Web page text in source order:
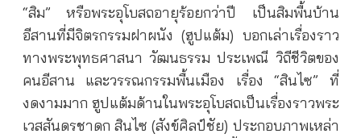
“สิม” หรือพระอุโบสถอายุร้อยกว่าปี เป็นสิมพื้นบ้าน
อีสานที่มีจิตรกรรมฝาผนัง (ฮูปแต้ม) บอกเล่าเรื่องราว
ทางพระพุทธศาสนา วัฒนธรรม ประเพณี วิถีชีวิตของ
คนอีสาน และวรรณกรรมพื้นเมือง เรื่อง “สินไซ” ที่
งดงามมาก ฮูปแต้มด้านในพระอุโบสถเป็นเรื่องราวพระ
เวสสันดรชาดก สินไซ (สังข์ศิลป์ชัย) ประกอบภาพเหล่า